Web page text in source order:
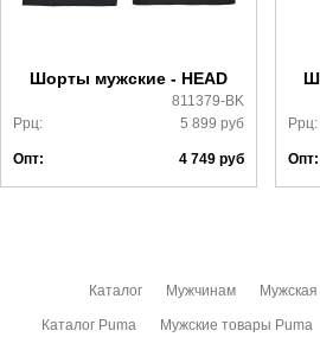
Более детально с условиями
Шорты мужские - HEAD
811379-BK
Ррц:
5 899 руб
Опт: 4 749руб
Ррц:
Опт:
Каталог Мужчинам
Каталог Puma Мужские товары Puma